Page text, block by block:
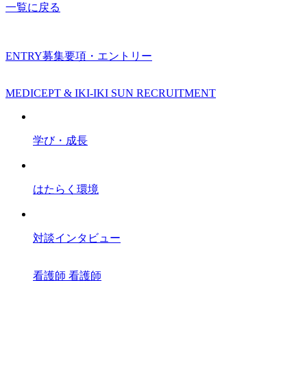
一覧に戻る
ENTRY募集要項・エントリー
MEDICEPT & IKI-IKI SUN RECRUITMENT
学び・成長
はたらく環境
対談インタビュー
看護師 看護師